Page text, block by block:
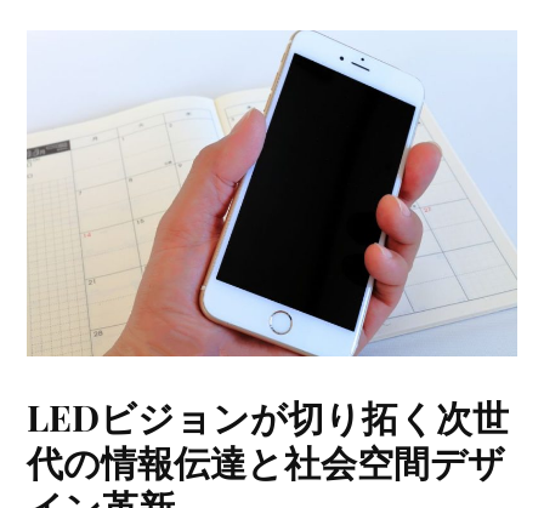
LEDビジョンが切り拓く次世
代の情報伝達と社会空間デザ